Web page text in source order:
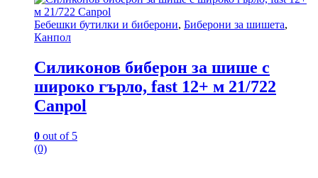
Бебешки бутилки и биберони, Биберони за шишета,
Канпол
Силиконов биберон за шише с
широко гърло, fast 12+ м 21/722
Canpol
0 out of 5
(0)